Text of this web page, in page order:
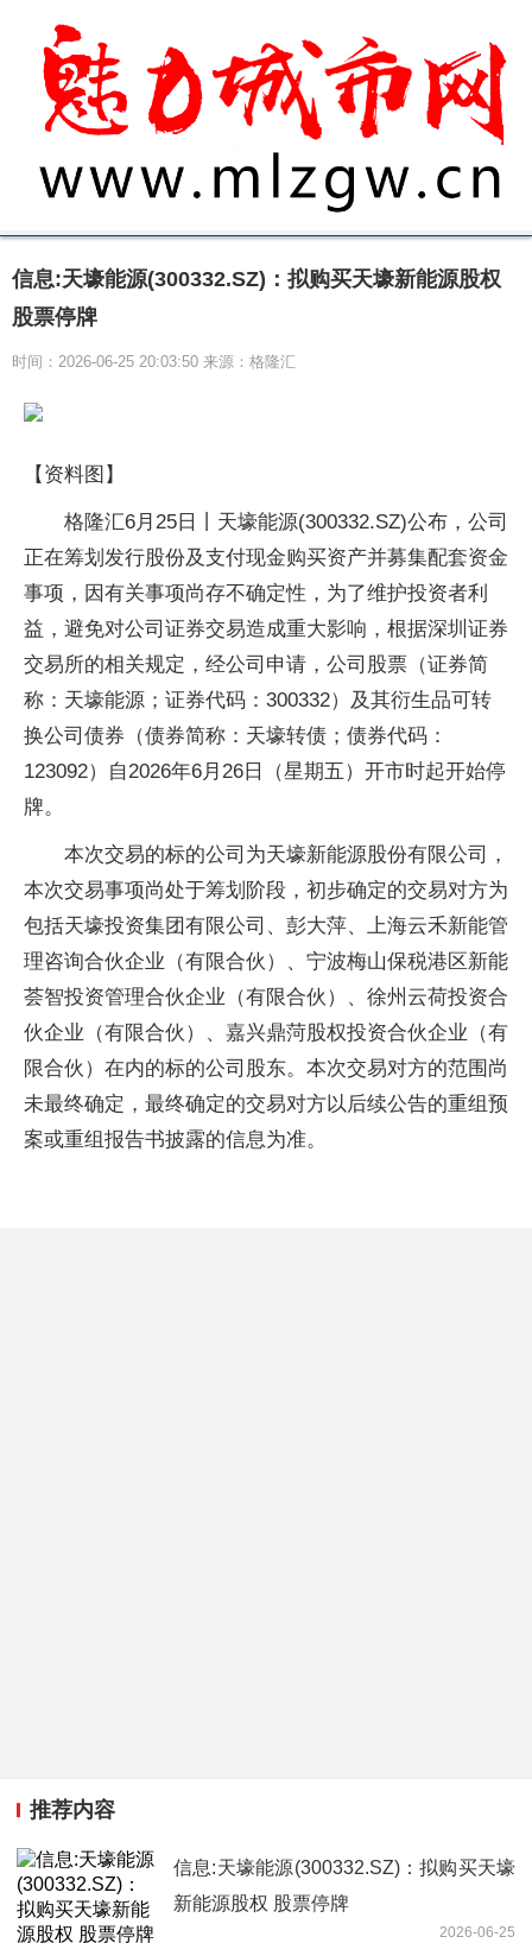
信息:天壕能源(300332.SZ)：拟购买天壕新能源股权
股票停牌
时间：2026-06-25 20:03:50 来源：格隆汇
【资料图】
格隆汇6月25日丨天壕能源(300332.SZ)公布，公司
正在筹划发行股份及支付现金购买资产并募集配套资金
事项，因有关事项尚存不确定性，为了维护投资者利
益，避免对公司证券交易造成重大影响，根据深圳证券
交易所的相关规定，经公司申请，公司股票（证券简
称：天壕能源；证券代码：300332）及其衍生品可转
换公司债券（债券简称：天壕转债；债券代码：
123092）自2026年6月26日（星期五）开市时起开始停
牌。
本次交易的标的公司为天壕新能源股份有限公司，
本次交易事项尚处于筹划阶段，初步确定的交易对方为
包括天壕投资集团有限公司、彭大萍、上海云禾新能管
理咨询合伙企业（有限合伙）、宁波梅山保税港区新能
荟智投资管理合伙企业（有限合伙）、徐州云荷投资合
伙企业（有限合伙）、嘉兴鼎菏股权投资合伙企业（有
限合伙）在内的标的公司股东。本次交易对方的范围尚
未最终确定，最终确定的交易对方以后续公告的重组预
案或重组报告书披露的信息为准。
推荐内容
信息:天壕能源(300332.SZ)：拟购买天壕
新能源股权 股票停牌
2026-06-25